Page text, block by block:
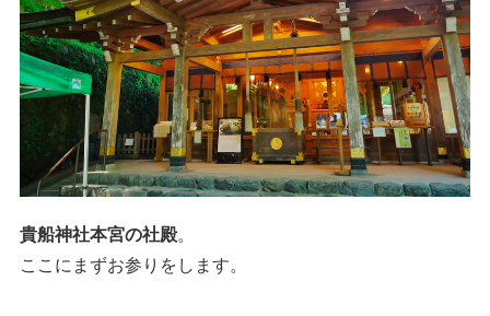
貴船神社本宮の社殿。
ここにまずお参りをします。